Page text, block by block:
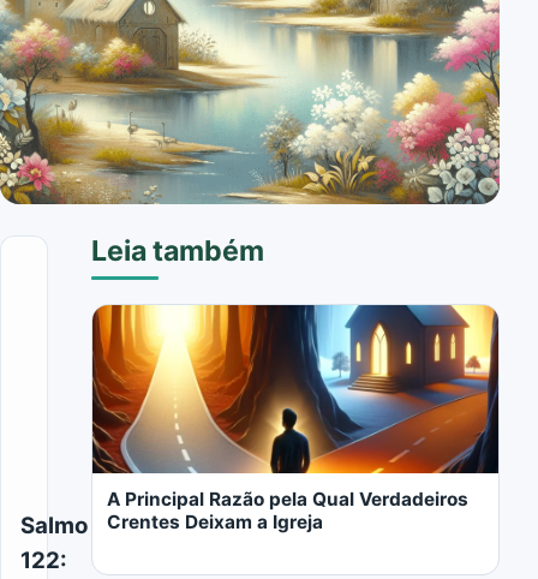
Salmo
122:
Leia também
A Principal Razão pela Qual Verdadeiros
Crentes Deixam a Igreja